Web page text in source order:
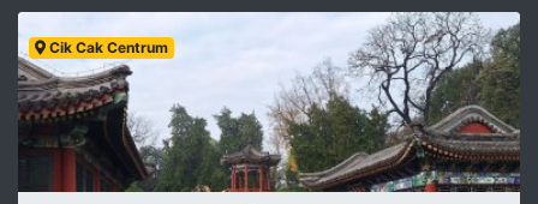
Cik Cak Centrum